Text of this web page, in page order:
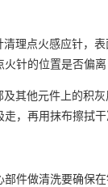
点火感应针，表
针的位置是否偏离
他元件上的积灰
，再用抹布擦拭
件做清洗要确保在